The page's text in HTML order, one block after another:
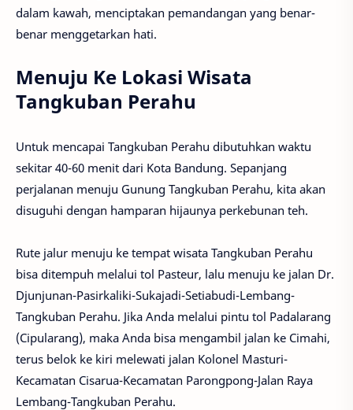
dalam kawah, menciptakan pemandangan yang benar-
benar menggetarkan hati.
Menuju Ke Lokasi Wisata
Tangkuban Perahu
Untuk mencapai Tangkuban Perahu dibutuhkan waktu
sekitar 40-60 menit dari Kota Bandung. Sepanjang
perjalanan menuju Gunung Tangkuban Perahu, kita akan
disuguhi dengan hamparan hijaunya perkebunan teh.
Rute jalur menuju ke tempat wisata Tangkuban Perahu
bisa ditempuh melalui tol Pasteur, lalu menuju ke jalan Dr.
Djunjunan-Pasirkaliki-Sukajadi-Setiabudi-Lembang-
Tangkuban Perahu. Jika Anda melalui pintu tol Padalarang
(Cipularang), maka Anda bisa mengambil jalan ke Cimahi,
terus belok ke kiri melewati jalan Kolonel Masturi-
Kecamatan Cisarua-Kecamatan Parongpong-Jalan Raya
Lembang-Tangkuban Perahu.